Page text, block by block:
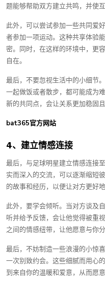
题能够帮助双方建立共鸣，并使
此外，可以尝试参加一些共同爱
者参加一项运动。这种共享体验
密。同时，在这样的环境中，更
自在。
最后，不要忽视生活中的小细节
一起做饭或者散步，都可能成为
新的共同点，会让关系更加稳固且
bat365官方网站
4、建立情感连接
最后，与足球明星建立情感连接
实而深入的交流，可以逐渐缩短
的故事和经历，以便让对方更好
此外，要学会倾听。当对方谈及
听并给予反馈，会让他觉得被重
之间的情感纽带，让他愿意与你
最后，不妨制造一些浪漫的小惊
一次别致约会。这些细腻而用心
到来自你的温暖和爱意，从而愿